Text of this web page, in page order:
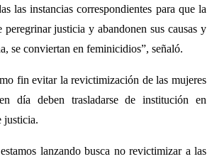
las instancias correspondientes para que la
justicia y abandonen sus causas y
se conviertan en feminicidios”, señaló.
fin evitar la revictimización de las mujeres
día deben trasladarse de institución en
justicia.
lanzando busca no revictimizar a las